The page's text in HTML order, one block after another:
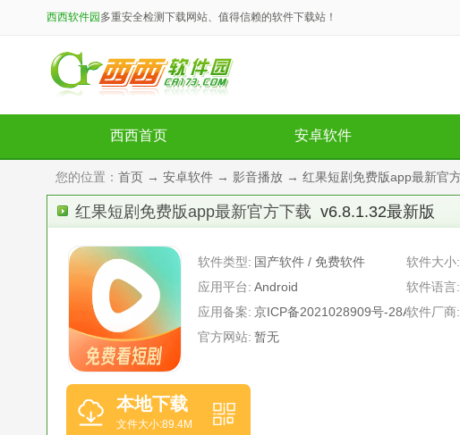
西西软件园 多重安全检测下载网站、值得信赖的软件下载站！
西西首页 安卓软件
您的位置： 首页 → 安卓软件 → 影音播放 → 红果短剧免费版app最新官
红果短剧免费版app最新官方下载 v6.8.1.32最新版
软件类型: 国产软件 / 免费软件 软件大小:
应用平台: Android 软件语言:
应用备案: 京ICP备2021028909号-28A软件厂商:
官方网站: 暂无
本地下载
文件大小:89.4M